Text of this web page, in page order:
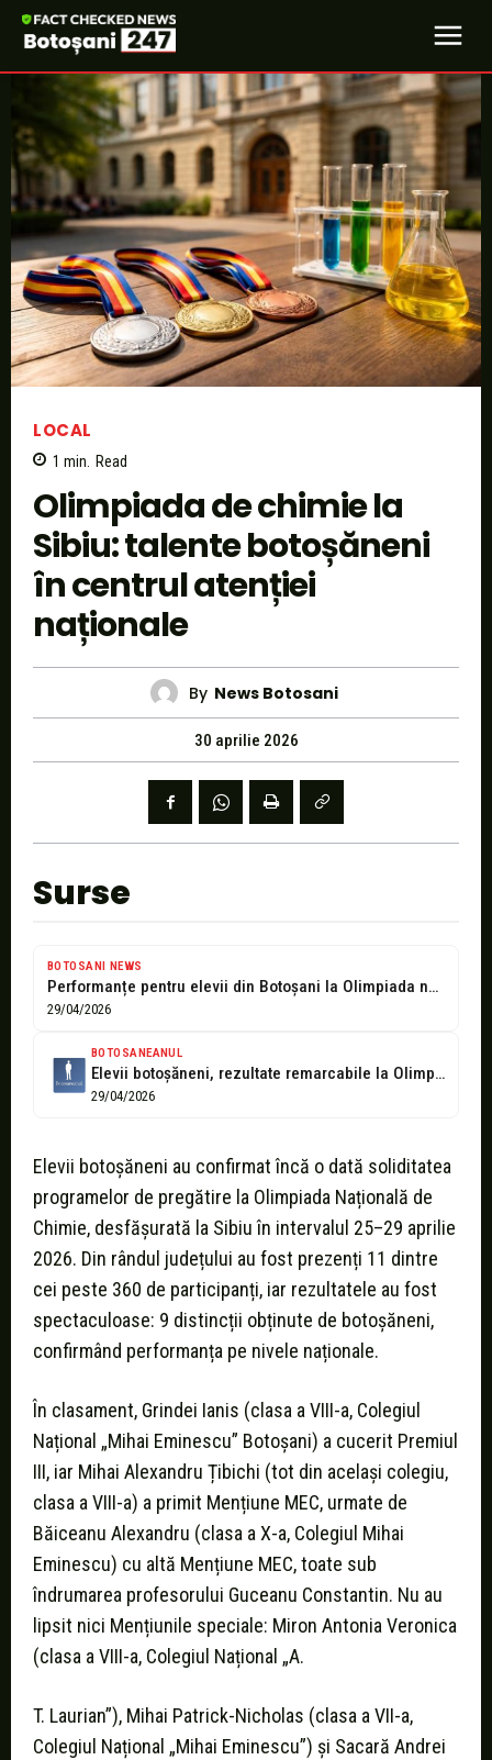
LOCAL
1 min. Read
Olimpiada de chimie la
Sibiu: talente botoșăneni
în centrul atenției
naționale
By News Botosani
30 aprilie 2026
Surse
BOTOSANI NEWS
Performanțe pentru elevii din Botoșani la Olimpiada națională de chimie. Iată rezultatele!
29/04/2026
BOTOSANEANUL
Elevii botoșăneni, rezultate remarcabile la Olimpiada de Chimie: 9 distincții la nivel...
29/04/2026
Elevii botoșăneni au confirmat încă o dată soliditatea
programelor de pregătire la Olimpiada Națională de
Chimie, desfășurată la Sibiu în intervalul 25–29 aprilie
2026. Din rândul județului au fost prezenți 11 dintre
cei peste 360 de participanți, iar rezultatele au fost
spectaculoase: 9 distincții obținute de botoșăneni,
confirmând performanța pe nivele naționale.
În clasament, Grindei Ianis (clasa a VIII-a, Colegiul
Național „Mihai Eminescu” Botoșani) a cucerit Premiul
III, iar Mihai Alexandru Țibichi (tot din același colegiu,
clasa a VIII-a) a primit Mențiune MEC, urmate de
Băiceanu Alexandru (clasa a X-a, Colegiul Mihai
Eminescu) cu altă Mențiune MEC, toate sub
îndrumarea profesorului Guceanu Constantin. Nu au
lipsit nici Mențiunile speciale: Miron Antonia Veronica
(clasa a VIII-a, Colegiul Național „A.
T. Laurian”), Mihai Patrick-Nicholas (clasa a VII-a,
Colegiul Național „Mihai Eminescu”) și Sacară Andrei